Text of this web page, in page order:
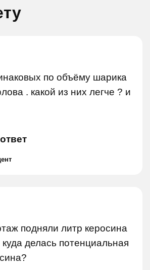
по объёму шарика
. какой из них легче ? и
подняли литр керосина
куда делась потенциальная